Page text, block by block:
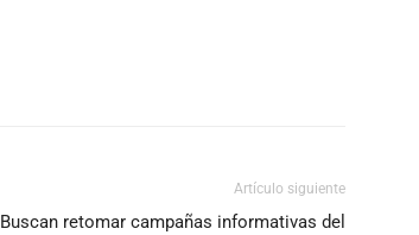
Artículo siguiente
Buscan retomar campañas informativas del